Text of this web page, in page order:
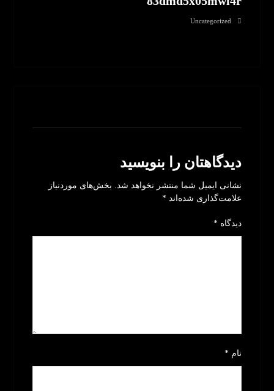
Uncategorized
دیدگاهتان را بنویسید
نشانی ایمیل شما منتشر نخواهد شد. بخش‌های موردنیاز
علامت‌گذاری شده‌اند*
دیدگاه*
نام*